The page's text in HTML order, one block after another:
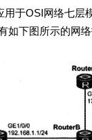
络七层模型的应
的网络拓扑结